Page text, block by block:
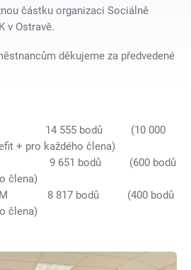
částku organizaci Sociálně
v Ostravě.
děkujeme za předvedené
555 bodů (10 000
+ pro každého člena)
9 651 bodů (600 bodů
člena)
TEM 8 817 bodů (400 bodů
člena)